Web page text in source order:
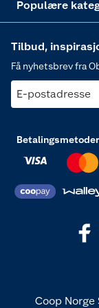
Populære
Tilbud,
Få nyhetsbrev fra
E-postadresse
Betalingsmetoder
Coop Norge